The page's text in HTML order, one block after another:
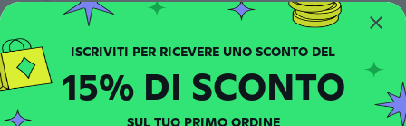
circa 5 anni fa
F Faith
Iscrizione dal 2017 · 5 recensioni
circa 5 anni fa
15% DI SCONTO
SUL TUO PRIMO ORDINE